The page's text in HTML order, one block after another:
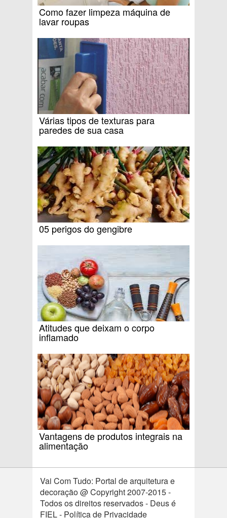
Como fazer limpeza máquina de
lavar roupas
Várias tipos de texturas para
paredes de sua casa
05 perigos do gengibre
Atitudes que deixam o corpo
inflamado
Vantagens de produtos integrais na
alimentação
Vai Com Tudo: Portal de arquitetura e
decoração @ Copyright 2007-2015 -
Todos os direitos reservados - Deus é
FIEL - Política de Privacidade